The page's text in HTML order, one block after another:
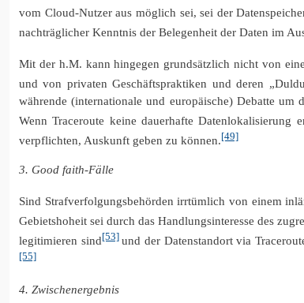
vom Cloud-Nutzer aus möglich sei, sei der
nachträglicher Kenntnis der Belegenheit der Daten im
Mit der h.M. kann hingegen grundsätzlich nicht von
und von privaten Geschäftspraktiken und deren
währende (internationale und europäische) Debatte
Wenn Traceroute keine dauerhafte
verpflichten, Auskunft geben zu können.[49]
3. Good faith-Fälle
Sind Strafverfolgungsbehörden irrtümlich von einem
Gebietshoheit sei durch das Handlungsinteresse des
legitimieren sind[53] und der Datenstandort via
[55]
4. Zwischenergebnis